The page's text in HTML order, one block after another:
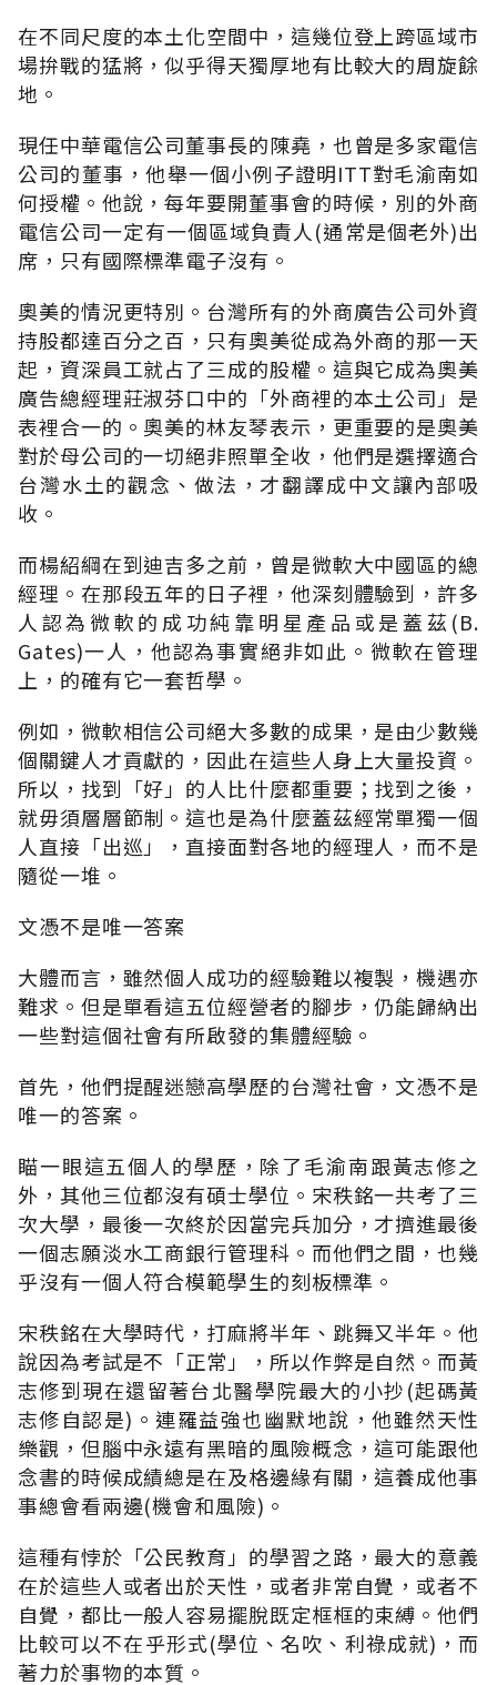
在不同尺度的本土化空間中，這幾位登上跨區域市
場拚戰的猛將，似乎得天獨厚地有比較大的周旋餘
地。
現任中華電信公司董事長的陳堯，也曾是多家電信
公司的董事，他舉一個小例子證明ITT對毛渝南如
何授權。他說，每年要開董事會的時候，別的外商
電信公司一定有一個區域負責人(通常是個老外)出
席，只有國際標準電子沒有。
奧美的情況更特別。台灣所有的外商廣告公司外資
持股都達百分之百，只有奧美從成為外商的那一天
起，資深員工就占了三成的股權。這與它成為奧美
廣告總經理莊淑芬口中的「外商裡的本土公司」是
表裡合一的。奧美的林友琴表示，更重要的是奧美
對於母公司的一切絕非照單全收，他們是選擇適合
台灣水土的觀念、做法，才翻譯成中文讓內部吸
收。
而楊紹綱在到迪吉多之前，曾是微軟大中國區的總
經理。在那段五年的日子裡，他深刻體驗到，許多
人認為微軟的成功純靠明星產品或是蓋茲(B.
Gates)一人，他認為事實絕非如此。微軟在管理
上，的確有它一套哲學。
例如，微軟相信公司絕大多數的成果，是由少數幾
個關鍵人才貢獻的，因此在這些人身上大量投資。
所以，找到「好」的人比什麼都重要；找到之後，
就毋須層層節制。這也是為什麼蓋茲經常單獨一個
人直接「出巡」，直接面對各地的經理人，而不是
隨從一堆。
文憑不是唯一答案
大體而言，雖然個人成功的經驗難以複製，機遇亦
難求。但是單看這五位經營者的腳步，仍能歸納出
一些對這個社會有所啟發的集體經驗。
首先，他們提醒迷戀高學歷的台灣社會，文憑不是
唯一的答案。
瞄一眼這五個人的學歷，除了毛渝南跟黃志修之
外，其他三位都沒有碩士學位。宋秩銘一共考了三
次大學，最後一次終於因當完兵加分，才擠進最後
一個志願淡水工商銀行管理科。而他們之間，也幾
乎沒有一個人符合模範學生的刻板標準。
宋秩銘在大學時代，打麻將半年、跳舞又半年。他
說因為考試是不「正常」，所以作弊是自然。而黃
志修到現在還留著台北醫學院最大的小抄(起碼黃
志修自認是)。連羅益強也幽默地說，他雖然天性
樂觀，但腦中永遠有黑暗的風險概念，這可能跟他
念書的時候成績總是在及格邊緣有關，這養成他事
事總會看兩邊(機會和風險)。
這種有悖於「公民教育」的學習之路，最大的意義
在於這些人或者出於天性，或者非常自覺，或者不
自覺，都比一般人容易擺脫既定框框的束縛。他們
比較可以不在乎形式(學位、名吹、利祿成就)，而
著力於事物的本質。